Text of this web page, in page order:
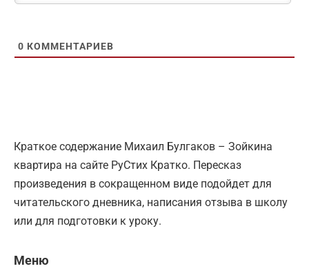
0 КОММЕНТАРИЕВ
Краткое содержание Михаил Булгаков – Зойкина
квартира на сайте РуСтих Кратко. Пересказ
произведения в сокращенном виде подойдет для
читательского дневника, написания отзыва в школу
или для подготовки к уроку.
Меню